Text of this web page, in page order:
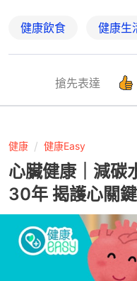
健康飲食 健康生
搶先表達
健康 健康Easy
心臟健康｜減碳
30年 揭護心關鍵